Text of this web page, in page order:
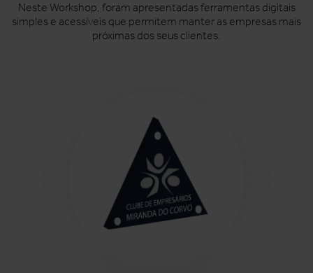
Neste Workshop, foram apresentadas ferramentas digitais
simples e acessíveis que permitem manter as empresas mais
próximas dos seus clientes.